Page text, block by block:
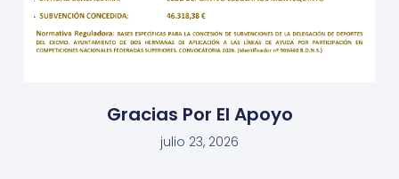
Gracias Por El Apoyo
julio 23, 2026